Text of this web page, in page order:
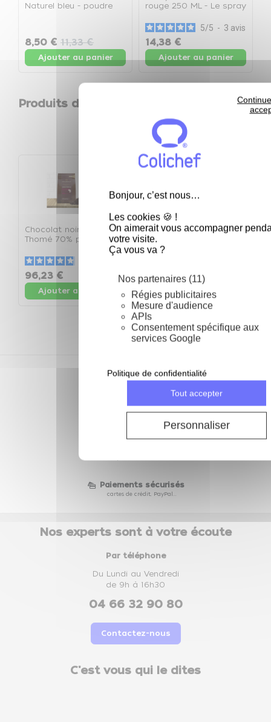
Bonjour, c’est nous…
Les cookies 🍪 !
On aimerait vous accompagner
votre visite.
Ça vous va ?
Nos partenaires (11)
Régies publicitaires
Mesure d'audience
APIs
Consentement spécifique aux
services Google
Tout accepter
Personnaliser
Politique de confidentialité
Naturel bleu - poudre
8,50 € 11,33 €
Ajouter au panier
rouge 250 ML - Le spray
5/5 - 3 avis
14,38 €
Ajouter au panier
Produits de la même catégorie
Chocolat noir Sao
Thomé 70% pistoles 2,5
kg - Le sachet de 2,5 kg
96,23 €
Ajouter au panier
Nouveau
Bâtons de chocolat
Valrhona pour des pains
au chocolat maison -
34,85 €
Ajouter au panier
Depuis 2002
28 jours pour échanger
ou retourner ma commande
Paiements sécurisés
cartes de crédit, PayPal...
Nos experts sont à votre écoute
Par téléphone
Du Lundi au Vendredi
de 9h à 16h30
04 66 32 90 80
Contactez-nous
C'est vous qui le dites